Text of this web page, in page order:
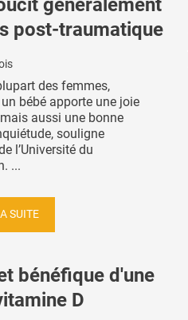
généralement
post-traumatique
des femmes,
bébé apporte une joie
aussi une bonne
souligne
l’Université du
...
SUITE
bénéfique d'une
D